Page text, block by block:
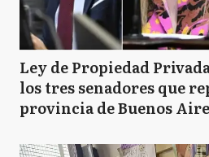
Ley de Propiedad
los tres senadores que
provincia de Buenos